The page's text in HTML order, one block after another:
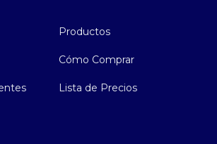
Productos
Cómo Comprar
Lista de Precios